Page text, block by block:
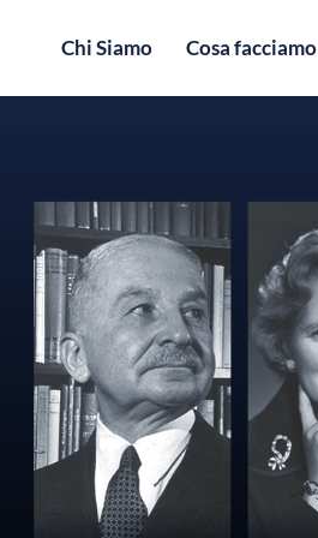
Chi Siamo Cosa facciamo
I TUOI VALORI
Sostieni l'Istituto Liberale